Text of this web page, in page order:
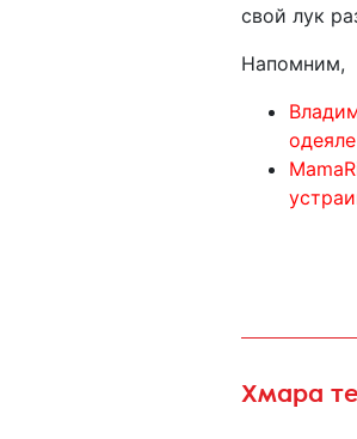
свой лук
Напомним,
Хмара